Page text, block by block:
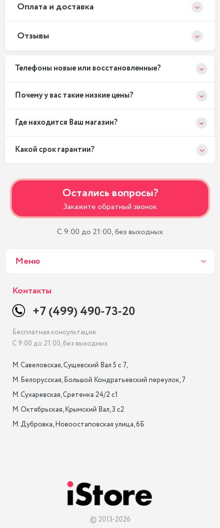
Оплата и доставка
Отзывы
Телефоны новые или восстановленные?
Почему у вас такие низкие цены?
Где находится Ваш магазин?
Какой срок гарантии?
Остались вопросы?
Закажите обратный звонок
С 9:00 до 21:00, без выходных
Меню
Контакты
+7 (499) 490-73-20
Бесплатная консультация
С 9:00 до 21:00, без выходных
М. Савеловская, Сущевский Вал 5 с 7,
М. Белорусская, Большой Кондратьевский переулок, 7
М. Сухаревская, Сретенка 24/2 с1
М. Октябрьская, Крымский Вал, 3 с2
М. Дубровка, Новоостаповская улица, 6Б
© 2013-2026